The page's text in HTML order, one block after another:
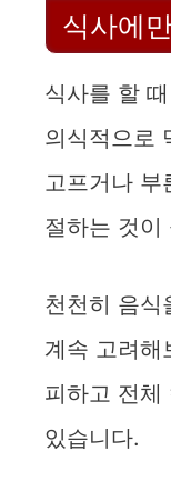
식사에
식사를 할
의식적으로
고프거나 부
절하는 것이
천천히 음식
계속 고려해
피하고 전체
있습니다.